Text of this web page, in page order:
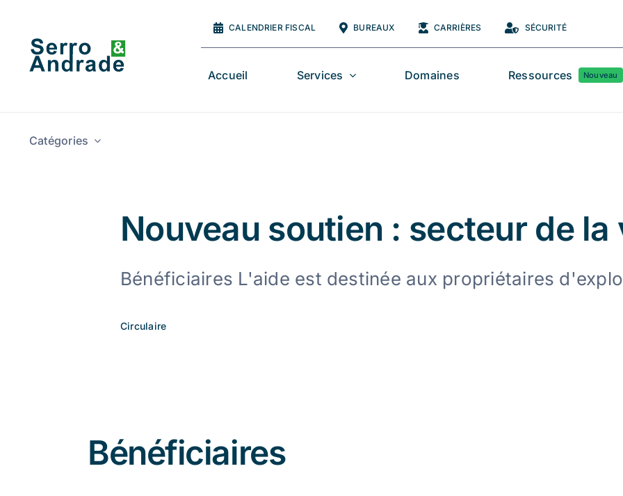
content
CALENDRIER FISCAL BUREAUX CARRIÈRES SÉCURITÉ
Accueil Services Domaines Ressources Nouveau
Catégories
Nouveau soutien : secteur de la
Bénéficiaires L'aide est destinée aux propriétaires
Circulaire
Bénéficiaires